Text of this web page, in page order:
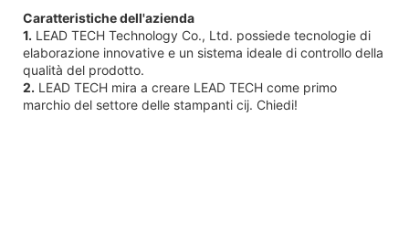
Caratteristiche dell'azienda
1. LEAD TECH Technology Co., Ltd. possiede tecnologie di
elaborazione innovative e un sistema ideale di controllo della
qualità del prodotto.
2. LEAD TECH mira a creare LEAD TECH come primo
marchio del settore delle stampanti cij. Chiedi!